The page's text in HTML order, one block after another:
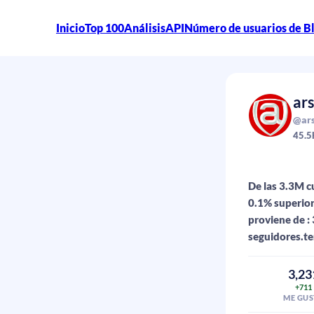
InicioTop 100AnálisisAPINúmero de usuarios de
De las 3.3M
0.1%
proviene de :
+711
ME